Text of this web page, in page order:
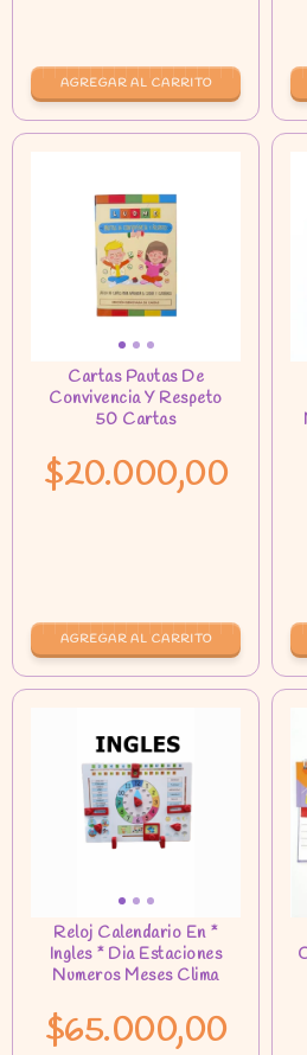
$20.000,00
$65.000,00